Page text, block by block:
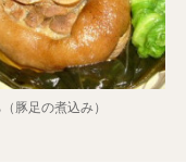
豚足の煮込み）